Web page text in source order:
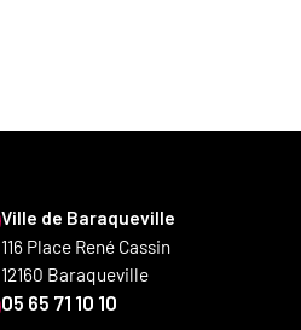
Ville de Baraqueville
116 Place René Cassin
12160 Baraqueville
05 65 71 10 10